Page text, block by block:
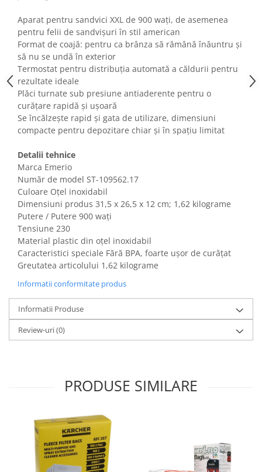
Ingrijire Locuinta
Purificatoare de aer
Fashion
Bijuterii
Ceasuri barbatesti
Ceasuri dama
Cutii, curele si accesorii ceasuri
Genti si accesorii barbati
Imbracaminte barbati
Imbracaminte femei
Imbracaminte si Incaltaminte copii
Incaltaminte barbati
Incaltaminte femei
Ochelari de soare
Ochelari de vedere
Gaming, Carti & Birotica
Birotica & Papetarie
Console, Jocuri & Accesorii
Ingrijire personala & Cosmetice
Accesorii aparate de ras electrice
Aparate cosmetice
Consumabile sanitare
Cosmetice si produse ingrijire
personala
Igiena dentara
Aparat pentru sandvici XXL de 900 wați, de asemenea
pentru felii de sandvișuri în stil american
Format de coajă: pentru ca brânza să rămână înăuntru și
să nu se undă în exterior
Termostat pentru distribuția automată a căldurii pentru
rezultate ideale
Plăci turnate sub presiune antiaderente pentru o
curățare rapidă și ușoară
Se încălzește rapid și gata de utilizare, dimensiuni
compacte pentru depozitare chiar și în spațiu limitat
Detalii tehnice
Marca Emerio
Număr de model ST-109562.17
Culoare Oțel inoxidabil
Dimensiuni produs ‎31,5 x 26,5 x 12 cm; 1,62 kilograme
Putere / Putere 900 wați
Tensiune 230
Material plastic din oțel inoxidabil
Caracteristici speciale Fără BPA, foarte ușor de curățat
Greutatea articolului 1,62 kilograme
Informatii conformitate produs
Informatii Produse
Review-uri(0)
PRODUSE SIMILARE